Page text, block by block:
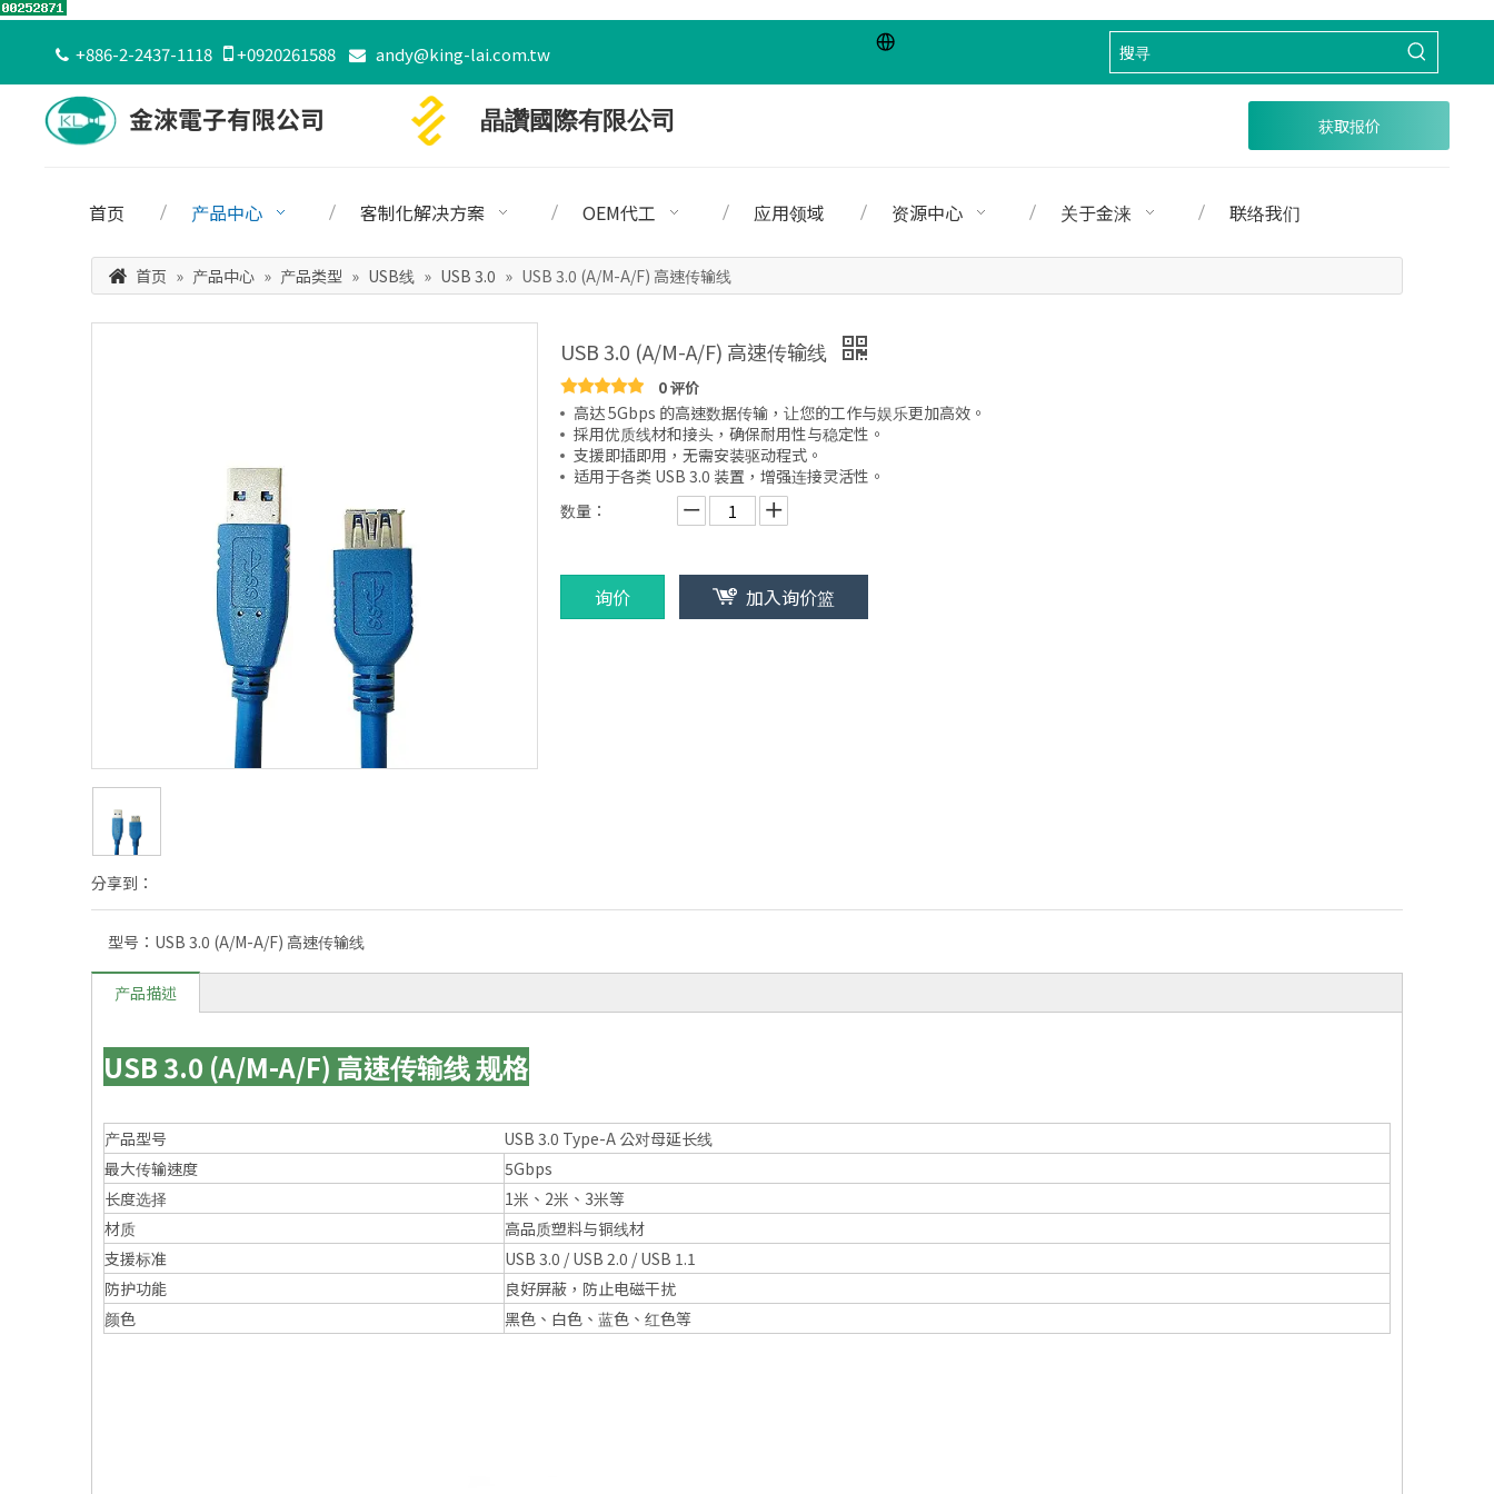
 +886-2-2437-1118 +0920261588  andy@king-lai.com.tw
获取报价
首页 产品中心 客制化解决方案 OEM代工 应用领域 资源中心 关于金涞 联络我们
首页 » 产品中心 » 产品类型 » USB线 » USB 3.0 » USB 3.0 (A/M-A/F) 高速传输线
分享到：
USB 3.0 (A/M-A/F) 高速传输线
0 评价
高达 5Gbps 的高速数据传输，让您的工作与娱乐更加高效。
採用优质线材和接头，确保耐用性与稳定性。
支援即插即用，无需安装驱动程式。
适用于各类 USB 3.0 装置，增强连接灵活性。
数量：
询价 加入询价篮
型号： USB 3.0 (A/M-A/F) 高速传输线
产品描述
USB 3.0 (A/M-A/F) 高速传输线 规格
产品型号
USB 3.0 Type-A 公对母延长线
最大传输速度
5Gbps
长度选择
1米、2米、3米等
材质
高品质塑料与铜线材
支援标准
USB 3.0 / USB 2.0 / USB 1.1
防护功能
良好屏蔽，防止电磁干扰
颜色
黑色、白色、蓝色、红色等